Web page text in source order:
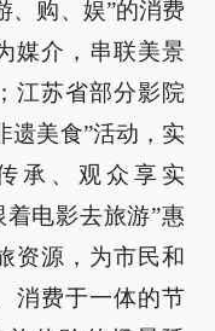
、购、娱”的消费
媒介，串联美景
江苏省部分影院
遗美食”活动，实
承、观众享实
着电影去旅游”惠
资源，为市民和
消费于一体的节